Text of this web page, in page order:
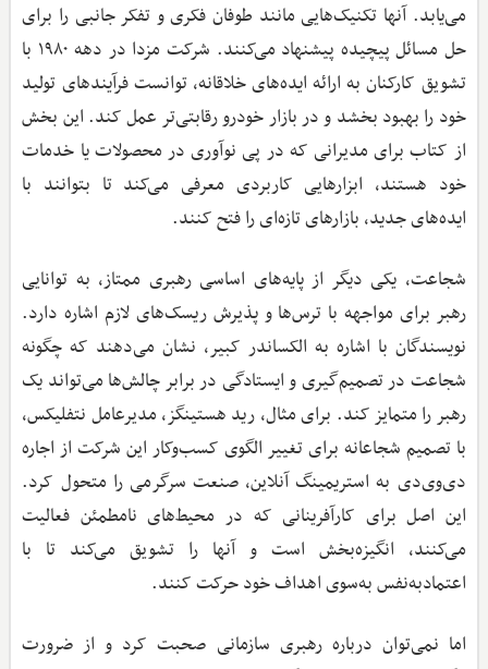
می‌یابد. آنها تکنیک‌هایی مانند طوفان فکری و تفکر جانبی را برای
حل مسائل پیچیده پیشنهاد می‌کنند. شرکت مزدا در دهه ۱۹۸۰ با
تشویق کارکنان به ارائه ایده‌های خلاقانه، توانست فرآیندهای تولید
خود را بهبود بخشد و در بازار خودرو رقابتی‌تر عمل کند. این بخش
از کتاب برای مدیرانی که در پی نوآوری در محصولات یا خدمات
خود هستند، ابزارهایی کاربردی معرفی می‌کند تا بتوانند با
ایده‌های جدید، بازارهای تازه‌ای را فتح کنند.
شجاعت، یکی دیگر از پایه‌های اساسی رهبری ممتاز، به توانایی
رهبر برای مواجهه با ترس‌ها و پذیرش ریسک‌های لازم اشاره دارد.
نویسندگان با اشاره به الکساندر کبیر، نشان می‌دهند که چگونه
شجاعت در تصمیم‌گیری و ایستادگی در برابر چالش‌ها می‌تواند یک
رهبر را متمایز کند. برای مثال، رید هستینگز، مدیرعامل نتفلیکس،
با تصمیم شجاعانه برای تغییر الگوی کسب‌وکار این شرکت از اجاره
دی‌وی‌دی به استریمینگ آنلاین، صنعت سرگرمی را متحول کرد.
این اصل برای کارآفرینانی که در محیط‌های نامطمئن فعالیت
می‌کنند، انگیزه‌بخش است و آنها را تشویق می‌کند تا با
اعتمادبه‌نفس به‌سوی اهداف خود حرکت کنند.
اما نمی‌توان درباره رهبری سازمانی صحبت کرد و از ضرورت